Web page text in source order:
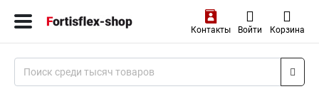
Контакты Войти Корзина